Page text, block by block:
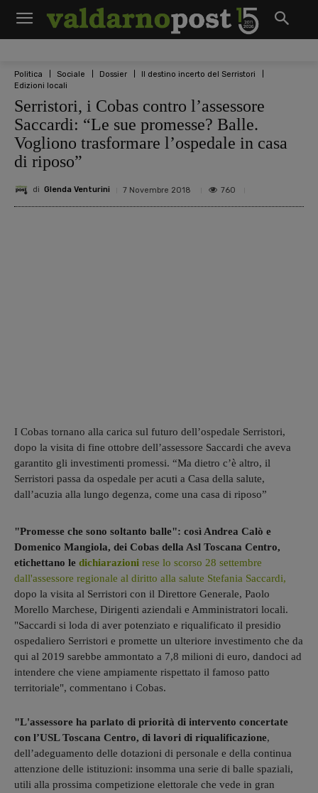
Politica Sociale Dossier
Il destino incerto del Serristori
Edizioni locali
Serristori, i Cobas contro l’assessore
Saccardi: “Le sue promesse? Balle.
Vogliono trasformare l’ospedale in casa
di riposo”
di Glenda Venturini 7 Novembre 2018 760
I Cobas tornano alla carica sul futuro dell’ospedale Serristori,
dopo la visita di fine ottobre dell’assessore Saccardi che aveva
garantito gli investimenti promessi. “Ma dietro c’è altro, il
Serristori passa da ospedale per acuti a Casa della salute,
dall’acuzia alla lungo degenza, come una casa di riposo”
"Promesse che sono soltanto balle": così Andrea Calò e
Domenico Mangiola, dei Cobas della Asl Toscana Centro,
etichettano le dichiarazioni rese lo scorso 28 settembre
dall'assessore regionale al diritto alla salute Stefania Saccardi,
dopo la visita al Serristori con il Direttore Generale, Paolo
Morello Marchese, Dirigenti aziendali e Amministratori locali.
"Saccardi si loda di aver potenziato e riqualificato il presidio
ospedaliero Serristori e promette un ulteriore investimento che da
qui al 2019 sarebbe ammontato a 7,8 milioni di euro, dandoci ad
intendere che viene ampiamente rispettato il famoso patto
territoriale", commentano i Cobas.
"L'assessore ha parlato di priorità di intervento concertate
con l’USL Toscana Centro, di lavori di riqualificazione,
dell’adeguamento delle dotazioni di personale e della continua
attenzione delle istituzioni: insomma una serie di balle spaziali,
utili alla prossima competizione elettorale che vede in gran